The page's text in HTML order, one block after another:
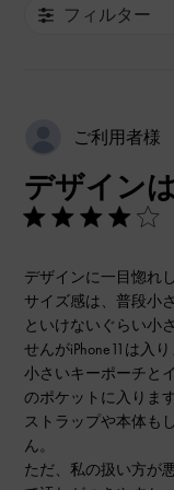
フィルター
ご利用者様
デザイン
デザインに一目惚れ
サイズ感は、普段小
といけないぐらい小
せんがiPhone11は入
小さいキーポーチと
のポケットに入ります
ストラップや本体も
ん。
ただ、私の扱い方が